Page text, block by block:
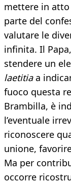
mettere in
parte del
valutare le
infinita. Il
stendere un
laetitiaa
fuoco questa
Brambilla, è
l’eventuale
riconoscere
unione,
Ma per
occorre